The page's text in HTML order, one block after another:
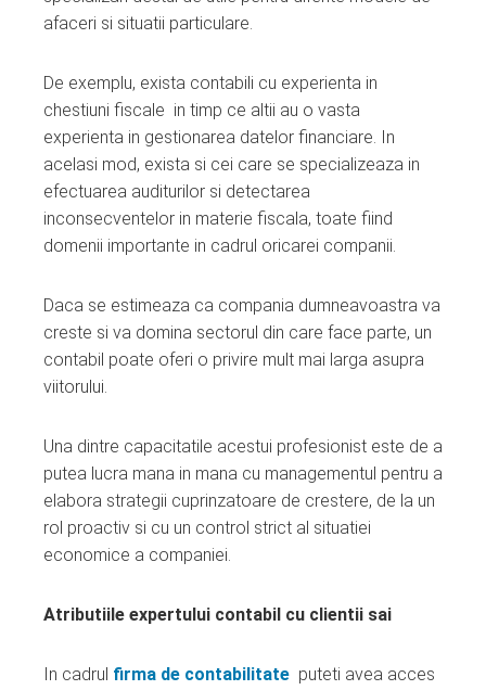
afaceri si situatii particulare.
De exemplu, exista contabili cu experienta in
chestiuni fiscale in timp ce altii au o vasta
experienta in gestionarea datelor financiare. In
acelasi mod, exista si cei care se specializeaza in
efectuarea auditurilor si detectarea
inconsecventelor in materie fiscala, toate fiind
domenii importante in cadrul oricarei companii.
Daca se estimeaza ca compania dumneavoastra va
creste si va domina sectorul din care face parte, un
contabil poate oferi o privire mult mai larga asupra
viitorului.
Una dintre capacitatile acestui profesionist este de a
putea lucra mana in mana cu managementul pentru a
elabora strategii cuprinzatoare de crestere, de la un
rol proactiv si cu un control strict al situatiei
economice a companiei.
Atributiile expertului contabil cu clientii sai
In cadrul firma de contabilitate puteti avea acces